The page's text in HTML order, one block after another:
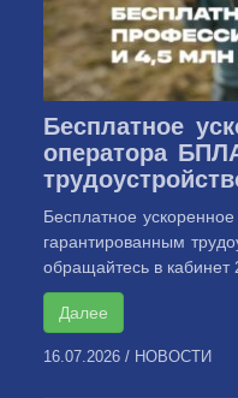
Бесплатное
оператора
Бесплатное
гарантированным
обращайтесь в кабинет
Далее
16.07.2026 / НОВОСТИ